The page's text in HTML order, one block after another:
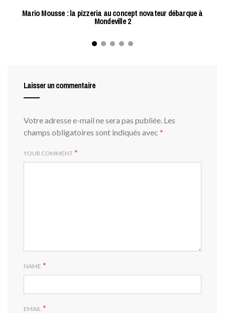
Mario Mousse : la pizzeria au concept novateur débarque à
Mondeville 2
Laisser un commentaire
Votre adresse e-mail ne sera pas publiée. Les
champs obligatoires sont indiqués avec *
YOUR COMMENT *
NAME *
EMAIL *